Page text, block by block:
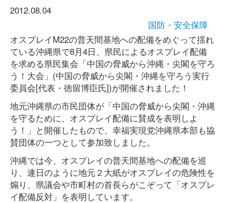
2012.08.04
国防・安全保障
オスプレイM22の普天間基地への配備をめぐって揺れ
ている沖縄県で8月4日、県民によるオスプレイ配備
を求める県民集会「中国の脅威から沖縄・尖閣を守ろ
う！大会」(中国の脅威から尖閣・沖縄を守ろう実行
委員会[代表・徳留博臣氏])が開催されました！
地元沖縄県の市民団体が「中国の脅威から尖閣・沖縄
を守るために、オスプレイ配備に賛成を表明しよ
う！」と開催したもので、幸福実現党沖縄県本部も協
賛団体の一つとして参加致しました。
沖縄では今、オスプレイの普天間基地への配備を巡
り、連日のように地元２大紙がオスプレイの危険性を
煽り、県議会や市町村の首長らがこぞって「オスプレ
イ配備反対」を表明しています。